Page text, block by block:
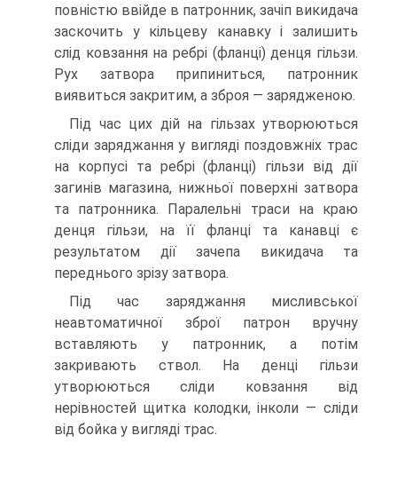
повністю ввійде в патронник, зачіп викидача
заскочить у кільцеву канавку і залишить
слід ковзання на ребрі (фланці) денця гільзи.
Рух затвора припиниться, патронник
виявиться закритим, а зброя — зарядженою.
Під час цих дій на гільзах утворюються
сліди заряджання у вигляді поздовжніх трас
на корпусі та ребрі (фланці) гільзи від дії
загинів магазина, нижньої поверхні затвора
та патронника. Паралельні траси на краю
денця гільзи, на її фланці та канавці є
результатом дії зачепа викидача та
переднього зрізу затвора.
Під час заряджання мисливської
неавтоматичної зброї патрон вручну
вставляють у патронник, а потім
закривають ствол. На денці гільзи
утворюються сліди ковзання від
нерівностей щитка колодки, інколи — сліди
від бойка у вигляді трас.